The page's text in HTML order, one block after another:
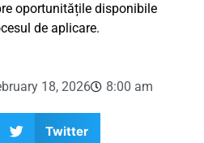
oportunitățile disponibile
de aplicare.
18, 2026 8:00 am
Twitter